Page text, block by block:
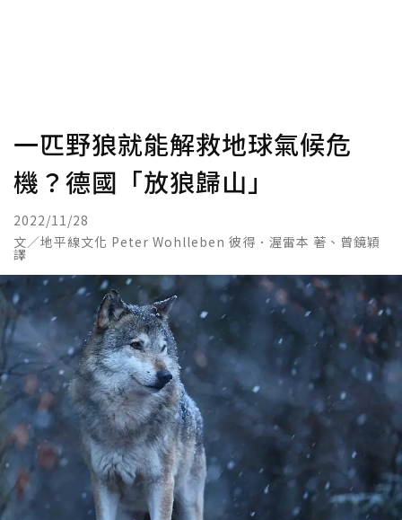
一匹野狼就能解救地球氣候危
機？德國「放狼歸山」
2022/11/28
文／地平線文化 Peter Wohlleben 彼得．渥雷本 著、曾鏡穎
譯